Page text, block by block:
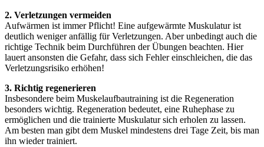
2. Verletzungen vermeiden
Aufwärmen ist immer Pflicht! Eine aufgewärmte Muskulatur ist
deutlich weniger anfällig für Verletzungen. Aber unbedingt auch die
richtige Technik beim Durchführen der Übungen beachten. Hier
lauert ansonsten die Gefahr, dass sich Fehler einschleichen, die das
Verletzungsrisiko erhöhen!
3. Richtig regenerieren
Insbesondere beim Muskelaufbautraining ist die Regeneration
besonders wichtig. Regeneration bedeutet, eine Ruhephase zu
ermöglichen und die trainierte Muskulatur sich erholen zu lassen.
Am besten man gibt dem Muskel mindestens drei Tage Zeit, bis man
ihn wieder trainiert.